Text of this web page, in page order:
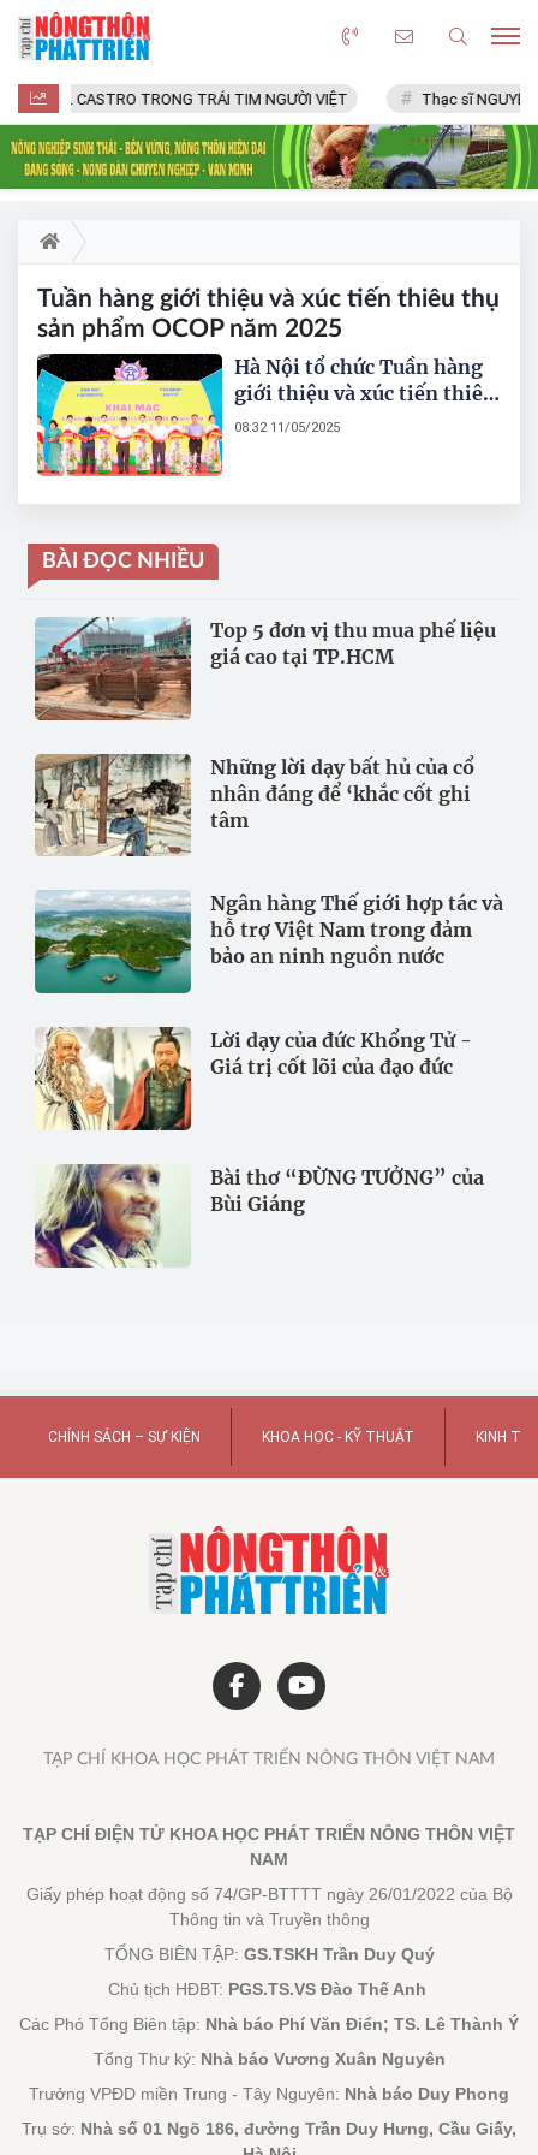
FIDEL CASTRO TRONG TRÁI TIM NGƯỜI VIỆT Thạc sĩ NGUYỄN
Tuần hàng giới thiệu và xúc tiến thiêu thụ
sản phẩm OCOP năm 2025
Hà Nội tổ chức Tuần hàng
giới thiệu và xúc tiến thiêu
thụ sản phẩm OCOP năm
08:32 11/05/2025
BÀI ĐỌC NHIỀU
Top 5 đơn vị thu mua phế liệu
giá cao tại TP.HCM
Những lời dạy bất hủ của cổ
nhân đáng để ‘khắc cốt ghi
tâm
Ngân hàng Thế giới hợp tác và
hỗ trợ Việt Nam trong đảm
bảo an ninh nguồn nước
Lời dạy của đức Khổng Tử -
Giá trị cốt lõi của đạo đức
Bài thơ “ĐỪNG TƯỞNG” của
Bùi Giáng
CHÍNH SÁCH – SỰ KIỆN KHOA HỌC - KỸ THUẬT KINH TẾ
TẠP CHÍ KHOA HỌC PHÁT TRIỂN NÔNG THÔN VIỆT NAM
TẠP CHÍ ĐIỆN TỬ KHOA HỌC PHÁT TRIỂN NÔNG THÔN VIỆT
NAM
Giấy phép hoạt động số 74/GP-BTTTT ngày 26/01/2022 của Bộ
Thông tin và Truyền thông
TỔNG BIÊN TẬP: GS.TSKH Trần Duy Quý
Chủ tịch HĐBT: PGS.TS.VS Đào Thế Anh
Các Phó Tổng Biên tập: Nhà báo Phí Văn Điển; TS. Lê Thành Ý
Tổng Thư ký: Nhà báo Vương Xuân Nguyên
Trưởng VPĐD miền Trung - Tây Nguyên: Nhà báo Duy Phong
Trụ sở: Nhà số 01 Ngõ 186, đường Trần Duy Hưng, Cầu Giấy,